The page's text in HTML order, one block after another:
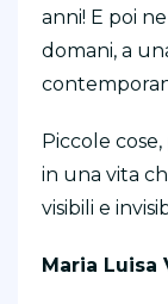
anni! E poi
domani, a
Piccole
in una vita
visibili e
Maria Luisa